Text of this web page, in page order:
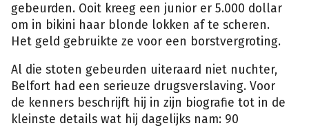
gebeurden. Ooit kreeg een junior er 5.000 dollar
om in bikini haar blonde lokken af te scheren.
Het geld gebruikte ze voor een borstvergroting.
Al die stoten gebeurden uiteraard niet nuchter,
Belfort had een serieuze drugsverslaving. Voor
de kenners beschrijft hij in zijn biografie tot in de
kleinste details wat hij dagelijks nam: 90